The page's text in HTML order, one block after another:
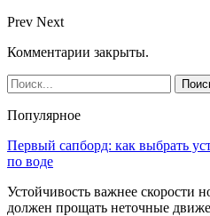
Prev Next
Комментарии закрыты.
Популярное
Первый сапборд: как выбрать
по воде
Устойчивость важнее скорости
должен прощать неточные